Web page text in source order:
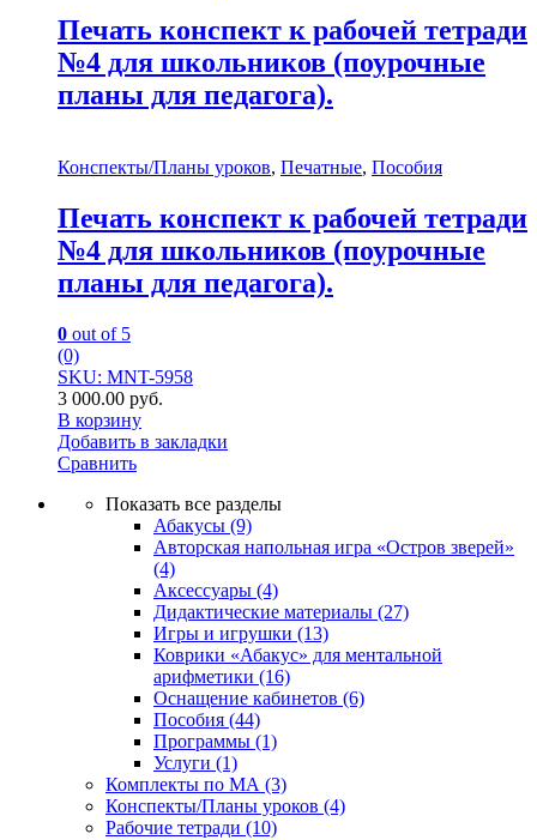
Печать конспект к рабочей тетради
№4 для школьников (поурочные
планы для педагога).
Конспекты/Планы уроков, Печатные, Пособия
Печать конспект к рабочей тетради
№4 для школьников (поурочные
планы для педагога).
0 out of 5
(0)
SKU: MNT-5958
3 000.00 руб.
В корзину
Добавить в закладки
Сравнить
Показать все разделы
Абакусы (9)
Авторская напольная игра «Остров зверей»
(4)
Аксессуары (4)
Дидактические материалы (27)
Игры и игрушки (13)
Коврики «Абакус» для ментальной
арифметики (16)
Оснащение кабинетов (6)
Пособия (44)
Программы (1)
Услуги (1)
Комплекты по МА (3)
Конспекты/Планы уроков (4)
Рабочие тетради (10)